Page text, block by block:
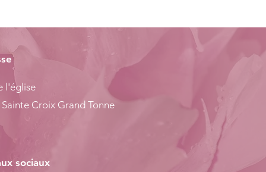
l'église
Sainte Croix Grand Tonne
sociaux